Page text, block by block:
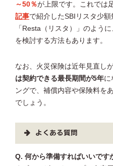
～50％が上限です。これでは
記事で紹介したSBIリスタ少
「Resta（リスタ）」のよう
を検討する方法もあります。
なお、火災保険は近年見直し
は契約できる最長期間が5年に
ングで、補償内容や保険料を
でしょう。
よくある質問
Q. 何から準備すればいいです